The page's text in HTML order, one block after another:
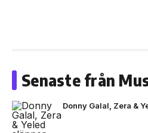
Senaste från
Donny Galal, Zera &